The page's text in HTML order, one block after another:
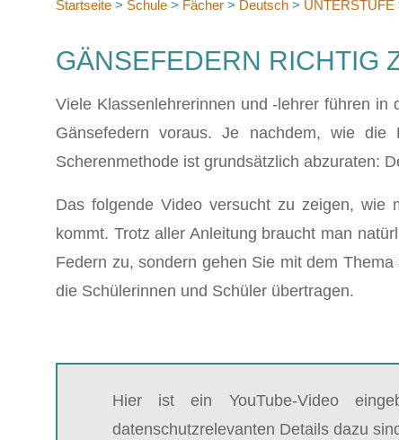
Startseite > Schule > Fächer > Deutsch > UNTERSTUFE
GÄNSEFEDERN RICHTIG
Viele Klassenlehrerinnen und -lehrer führen
Gänsefedern voraus. Je nachdem, wie die
Scherenmethode ist grundsätzlich abzuraten:
Das folgende Video versucht zu zeigen, wie
kommt. Trotz aller Anleitung braucht man
Federn zu, sondern gehen Sie mit dem
die Schülerinnen und Schüler übertragen.
Hier ist ein YouTube-Video
datenschutzrelevanten Details dazu